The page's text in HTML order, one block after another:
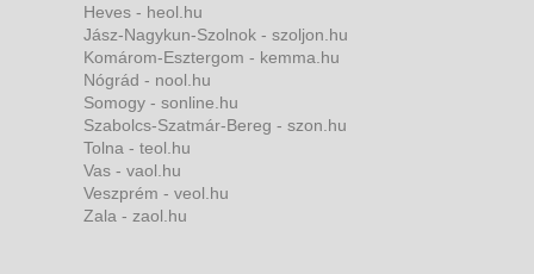
Heves - heol.hu
Jász-Nagykun-Szolnok - szoljon.hu
Komárom-Esztergom - kemma.hu
Nógrád - nool.hu
Somogy - sonline.hu
Szabolcs-Szatmár-Bereg - szon.hu
Tolna - teol.hu
Vas - vaol.hu
Veszprém - veol.hu
Zala - zaol.hu